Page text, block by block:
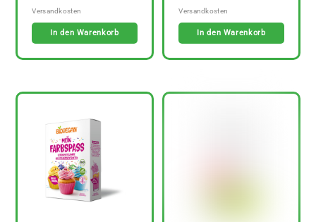
In den Warenkorb In den Warenkorb